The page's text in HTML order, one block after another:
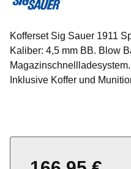
Kofferset Sig Sauer 1911
Kaliber: 4,5 mm BB. Blow
Inklusive Koffer und